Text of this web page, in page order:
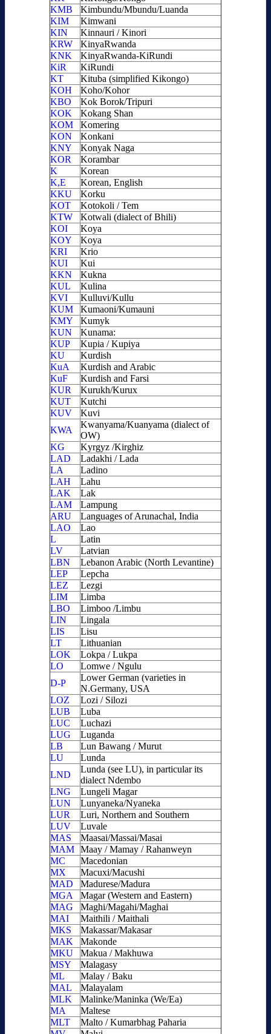
KMB
Kimbundu/Mbundu/Luanda
KIM
Kimwani
KIN
Kinnauri / Kinori
KRW
KinyaRwanda
KNK
KinyaRwanda-KiRundi
KiR
KiRundi
KT
Kituba (simplified Kikongo)
KOH
Koho/Kohor
KBO
Kok Borok/Tripuri
KOK
Kokang Shan
KOM
Komering
KON
Konkani
KNY
Konyak Naga
KOR
Korambar
K
Korean
K,E
Korean, English
KKU
Korku
KOT
Kotokoli / Tem
KTW
Kotwali (dialect of Bhili)
KOI
Koya
KOY
Koya
KRI
Krio
KUI
Kui
KKN
Kukna
KUL
Kulina
KVI
Kulluvi/Kullu
KUM
Kumaoni/Kumauni
KMY
Kumyk
KUN
Kunama:
KUP
Kupia / Kupiya
KU
Kurdish
KuA
Kurdish and Arabic
KuF
Kurdish and Farsi
KUR
Kurukh/Kurux
KUT
Kutchi
KUV
Kuvi
KWA
Kwanyama/Kuanyama (dialect of
OW)
KG
Kyrgyz /Kirghiz
LAD
Ladakhi / Lada
LA
Ladino
LAH
Lahu
LAK
Lak
LAM
Lampung
ARU
Languages of Arunachal, India
LAO
Lao
L
Latin
LV
Latvian
LBN
Lebanon Arabic (North Levantine)
LEP
Lepcha
LEZ
Lezgi
LIM
Limba
LBO
Limboo /Limbu
LIN
Lingala
LIS
Lisu
LT
Lithuanian
LOK
Lokpa / Lukpa
LO
Lomwe / Ngulu
D-P
Lower German (varieties in
N.Germany, USA
LOZ
Lozi / Silozi
LUB
Luba
LUC
Luchazi
LUG
Luganda
LB
Lun Bawang / Murut
LU
Lunda
LND
Lunda (see LU), in particular its
dialect Ndembo
LNG
Lungeli Magar
LUN
Lunyaneka/Nyaneka
LUR
Luri, Northern and Southern
LUV
Luvale
MAS
Maasai/Massai/Masai
MAM Maay / Mamay / Rahanweyn
MC
Macedonian
MX
Macuxi/Macushi
MAD
Madurese/Madura
MGA
Magar (Western and Eastern)
MAG
Maghi/Magahi/Maghai
MAI
Maithili / Maithali
MKS
Makassar/Makasar
MAK
Makonde
MKU
Makua / Makhuwa
MSY
Malagasy
ML
Malay / Baku
MAL
Malayalam
MLK
Malinke/Maninka (We/Ea)
MA
Maltese
MLT
Malto / Kumarbhag Paharia